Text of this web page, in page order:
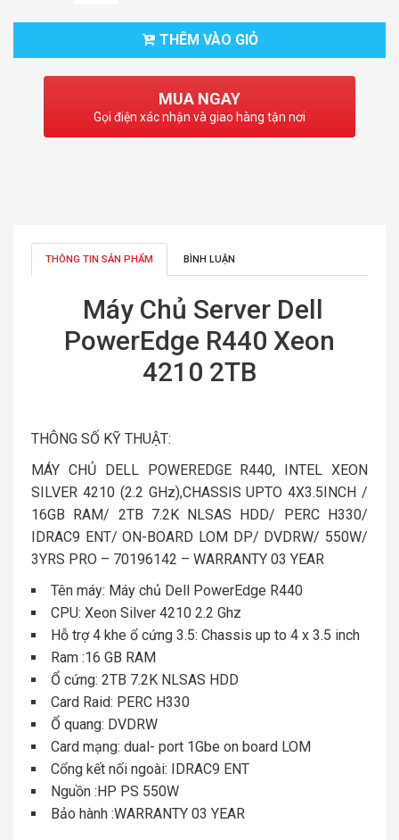
THÊM VÀO GIỎ
MUA NGAY
Gọi điện xác nhận và giao hàng tận nơi
THÔNG TIN SẢN PHẨM BÌNH LUẬN
Máy Chủ Server Dell
PowerEdge R440 Xeon
4210 2TB
THÔNG SỐ KỸ THUẬT:
MÁY CHỦ DELL POWEREDGE R440, INTEL XEON
SILVER 4210 (2.2 GHz),CHASSIS UPTO 4X3.5INCH /
16GB RAM/ 2TB 7.2K NLSAS HDD/ PERC H330/
IDRAC9 ENT/ ON-BOARD LOM DP/ DVDRW/ 550W/
3YRS PRO – 70196142 – WARRANTY 03 YEAR
Tên máy: Máy chủ Dell PowerEdge R440
CPU: Xeon Silver 4210 2.2 Ghz
Hỗ trợ 4 khe ổ cứng 3.5: Chassis up to 4 x 3.5 inch
Ram :16 GB RAM
Ổ cứng: 2TB 7.2K NLSAS HDD
Card Raid: PERC H330
Ổ quang: DVDRW
Card mạng: dual- port 1Gbe on board LOM
Cổng kết nối ngoài: IDRAC9 ENT
Nguồn :HP PS 550W
Bảo hành :WARRANTY 03 YEAR